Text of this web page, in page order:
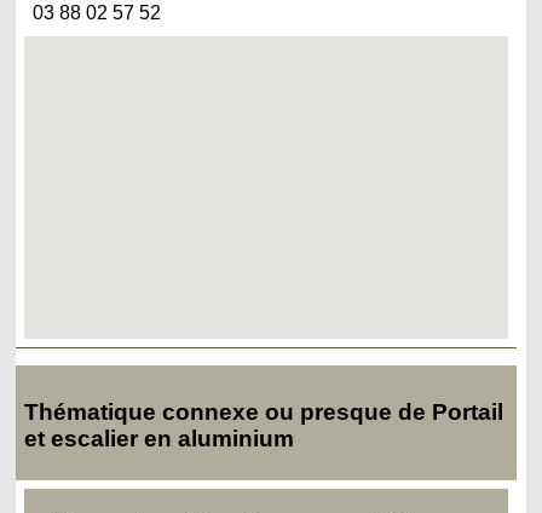
03 88 02 57 52
Thématique connexe ou presque de Portail
et escalier en aluminium